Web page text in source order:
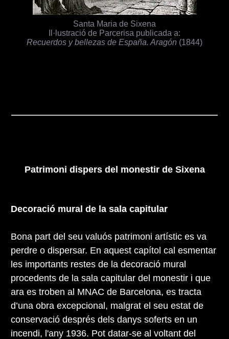
Santa Maria de Sixena
Il·lustració de Parcerisa publicada a:
Recuerdos y bellezas de España. Aragón (1844)
Patrimoni dispers del monestir de Sixena
Decoració mural de la sala capitular
Bona part del seu valuós patrimoni artístic es va
perdre o dispersar. En aquest capítol cal esmentar
les importants restes de la decoració mural
procedents de la sala capitular del monestir i que
ara es troben al MNAC de Barcelona, es tracta
d’una obra excepcional, malgrat el seu estat de
conservació després dels danys soferts en un
incendi, l'any 1936. Pot datar-se al voltant del